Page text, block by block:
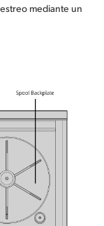
mediante un